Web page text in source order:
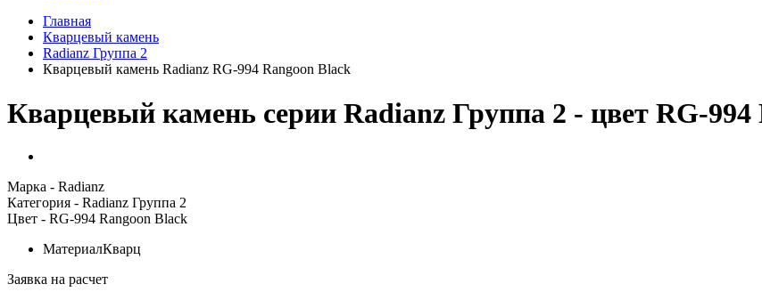
Главная
Кварцевый камень
Radianz Группа 2
Кварцевый камень Radianz RG-994 Rangoon Black
Кварцевый камень серии Radianz Группа 2 - цвет RG-994
Марка - Radianz
Категория - Radianz Группа 2
Цвет - RG-994 Rangoon Black
МатериалКварц
Заявка на расчет